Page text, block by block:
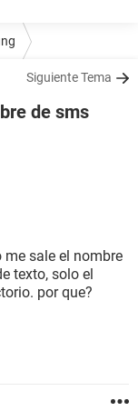
Siguiente Tema
de sms
sale el nombre
texto, solo el
por que?